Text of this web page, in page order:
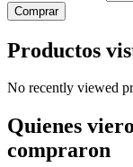
Comprar
Productos
No recently viewed
Quienes
compraron